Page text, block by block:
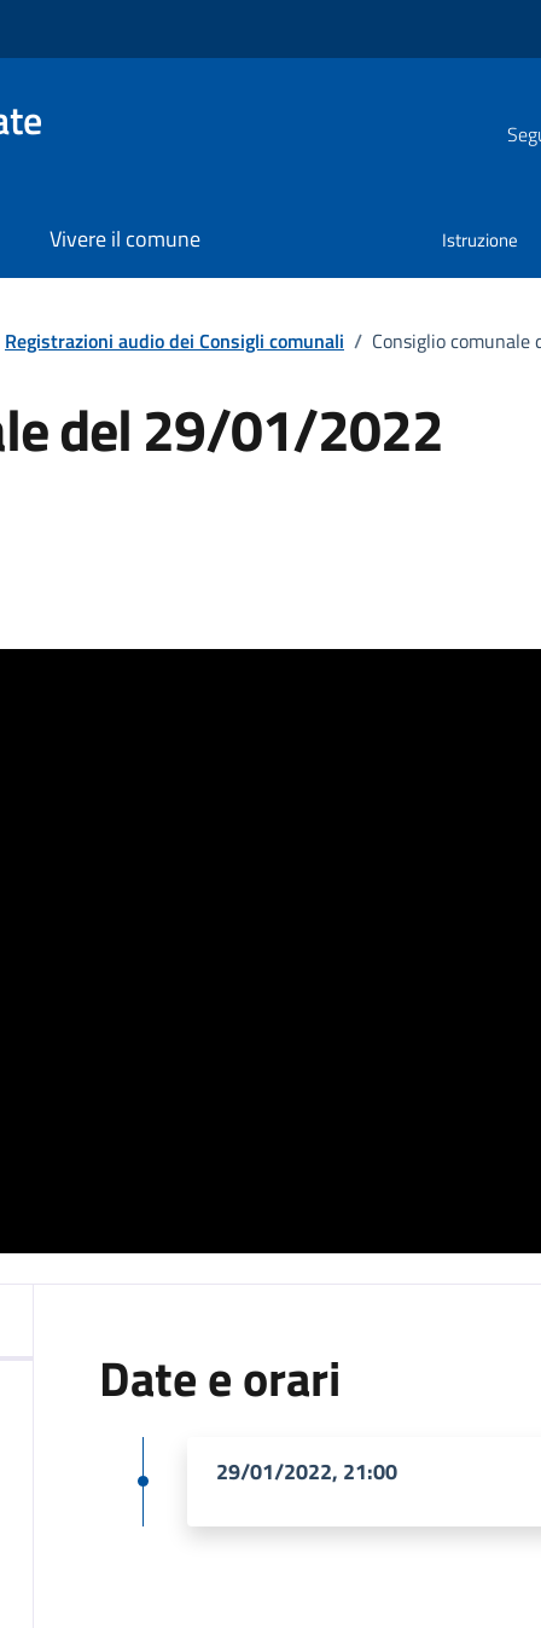
Vivere il comune Istruzione
Registrazioni audio dei Consigli comunali / Consiglio
del 29/01/2022
Date e orari
29/01/2022, 21:00